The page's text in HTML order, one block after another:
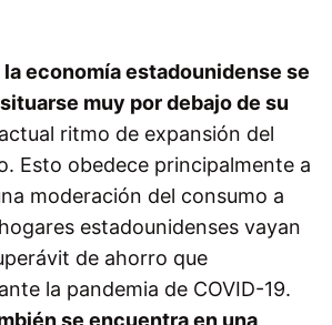
la economía estadounidense se
muy por debajo de su
ritmo de expansión del
Esto obedece principalmente a
moderación del consumo a
estadounidenses vayan
de ahorro que
la pandemia de COVID-19.
se encuentra en una